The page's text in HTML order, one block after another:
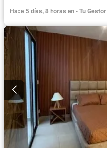
Hace 5 días, 8 horas en - Tu